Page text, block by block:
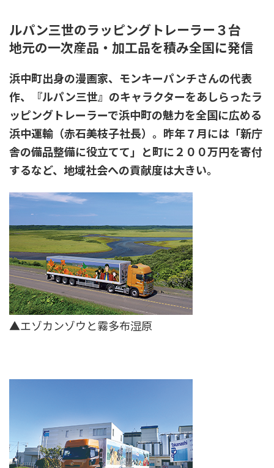
ルパン三世のラッピングトレーラー３台
地元の一次産品・加工品を積み全国に発信
浜中町出身の漫画家、モンキーパンチさんの代表
作、『ルパン三世』のキャラクターをあしらったラ
ッピングトレーラーで浜中町の魅力を全国に広める
浜中運輸（赤石美枝子社長）。昨年７月には「新庁
舎の備品整備に役立てて」と町に２００万円を寄付
するなど、地域社会への貢献度は大きい。
▲エゾカンゾウと霧多布湿原